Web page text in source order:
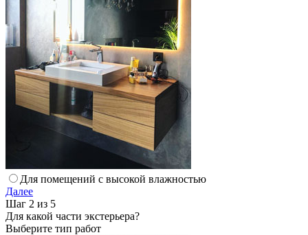
Для помещений с высокой влажностью
Далее
Шаг 2 из 5
Для какой части экстерьера?
Выберите тип работ